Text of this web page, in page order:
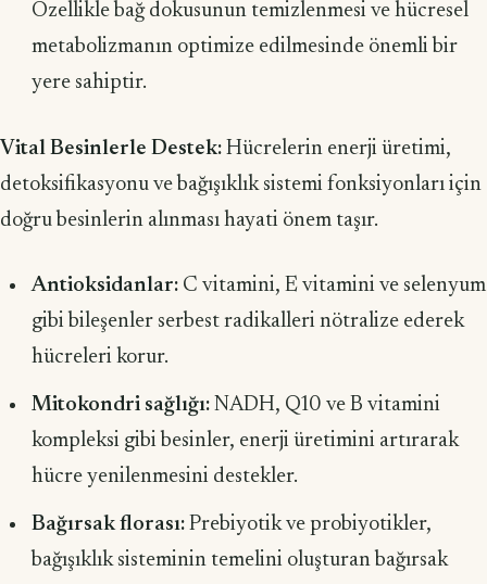
Özellikle bağ dokusunun temizlenmesi ve hücresel
metabolizmanın optimize edilmesinde önemli bir
yere sahiptir.
Vital Besinlerle Destek: Hücrelerin enerji üretimi,
detoksifikasyonu ve bağışıklık sistemi fonksiyonları için
doğru besinlerin alınması hayati önem taşır.
Antioksidanlar: C vitamini, E vitamini ve selenyum
gibi bileşenler serbest radikalleri nötralize ederek
hücreleri korur.
Mitokondri sağlığı: NADH, Q10 ve B vitamini
kompleksi gibi besinler, enerji üretimini artırarak
hücre yenilenmesini destekler.
Bağırsak florası: Prebiyotik ve probiyotikler,
bağışıklık sisteminin temelini oluşturan bağırsak